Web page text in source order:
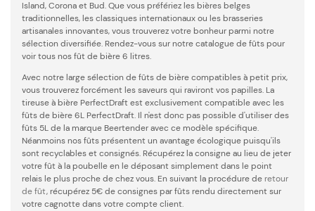
Island, Corona et Bud. Que vous préfériez les bières belges
traditionnelles, les classiques internationaux ou les brasseries
artisanales innovantes, vous trouverez votre bonheur parmi notre
sélection diversifiée. Rendez-vous sur notre catalogue de fûts pour
voir tous nos fût de bière 6 litres.
Avec notre large sélection de fûts de bière compatibles à petit prix,
vous trouverez forcément les saveurs qui raviront vos papilles. La
tireuse à bière PerfectDraft est exclusivement compatible avec les
fûts de bière 6L PerfectDraft. Il n'est donc pas possible d'utiliser des
fûts 5L de la marque Beertender avec ce modèle spécifique.
Néanmoins nos fûts présentent un avantage écologique puisqu'ils
sont recyclables et consignés. Récupérez la consigne au lieu de jeter
votre fût à la poubelle en le déposant simplement dans le point
relais le plus proche de chez vous. En suivant la procédure de retour
de fût, récupérez 5€ de consignes par fûts rendu directement sur
votre cagnotte dans votre compte client.